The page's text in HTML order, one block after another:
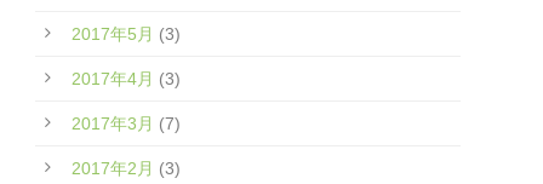
2017年5月 (3)
2017年4月 (3)
2017年3月 (7)
2017年2月 (3)